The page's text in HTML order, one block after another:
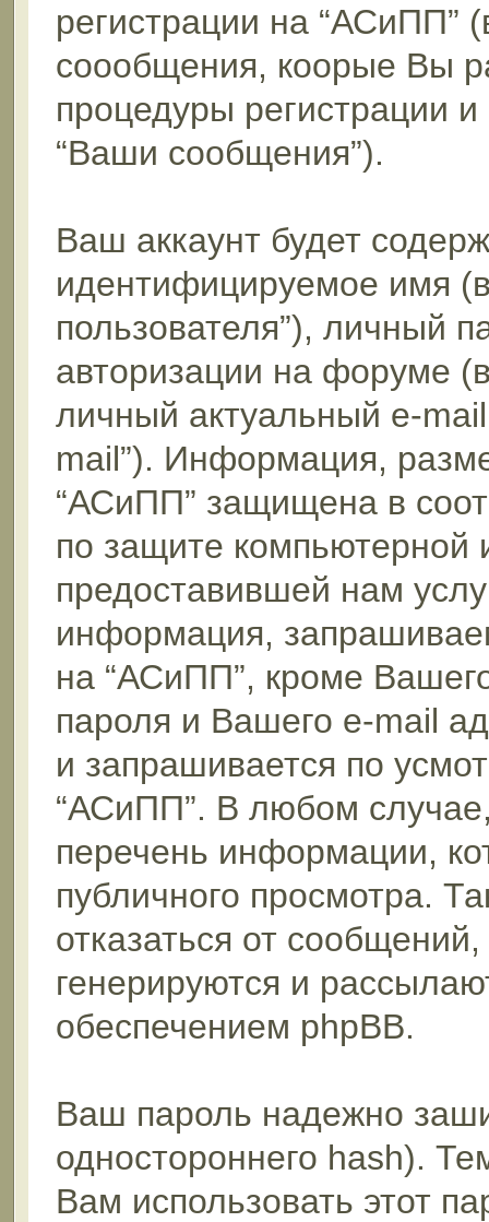
регистрации на “АСиПП”
соообщения, коорые Вы
процедуры регистрации
“Ваши сообщения”).
Ваш аккаунт будет
идентифицируемое имя
пользователя”), личный
авторизации на форуме
личный актуальный e-
mail”). Информация,
“АСиПП” защищена в
по защите
предоставившей нам
информация,
на “АСиПП”, кроме
пароля и Вашего e-mail
и запрашивается по
“АСиПП”. В любом
перечень информации,
публичного просмотра.
отказаться от
генерируются и
обеспечением phpBB.
Ваш пароль надежно
одностороннего hash).
Вам использовать этот